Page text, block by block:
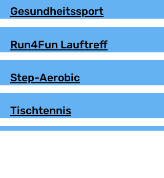
Gesundheitssport
Run4Fun Lauftreff
Step-Aerobic
Tischtennis